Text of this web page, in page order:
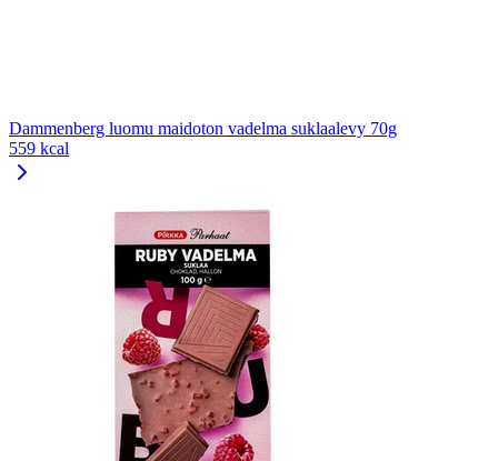
Dammenberg luomu maidoton vadelma suklaalevy 70g
559 kcal